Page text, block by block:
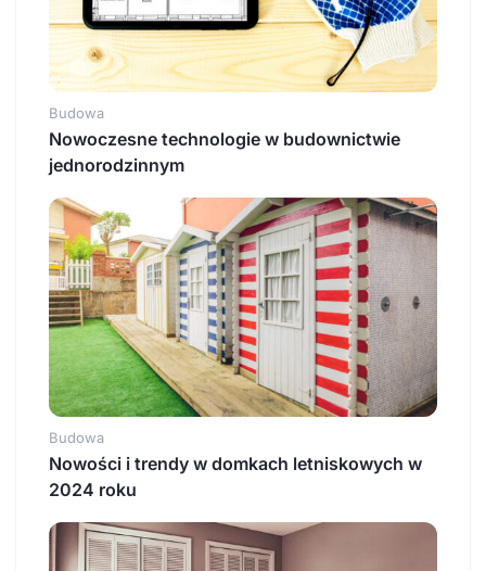
Budowa
Nowoczesne technologie w budownictwie
jednorodzinnym
Budowa
Nowości i trendy w domkach letniskowych w
2024 roku